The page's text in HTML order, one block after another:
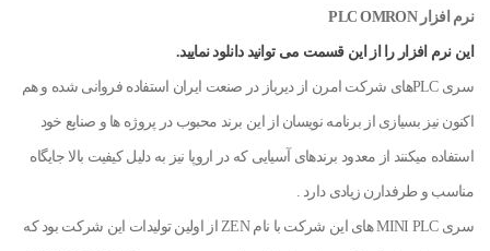
نرم افزار PLC OMRON
این نرم افزار را از این قسمت می توانید دانلود نمایید.
سری PLCهای شرکت امرن از دیرباز در صنعت ایران استفاده فروانی شده و هم
اکنون نیز بسیازی از برنامه نویسان از این برند محبوب در پروژه ها و صنایع خود
استفاده میکنند از معدود برندهای آسیایی که در اروپا نیز به دلیل کیفیت بالا جایگاه
مناسب و طرفدارن زیادی دارد .
سری MINI PLC های این شرکت با نام ZEN از اولین تولیدات این شرکت بود که